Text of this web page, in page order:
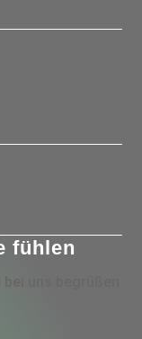
fühlen
uns begrüßen